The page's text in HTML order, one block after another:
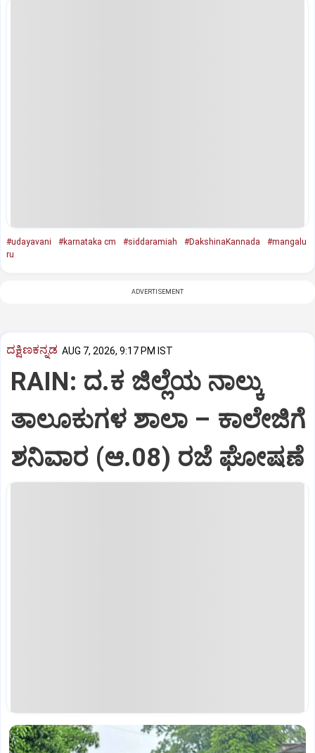
#udayavani #karnataka cm #siddaramiah #DakshinaKannada
#mangalu
ru
ADVERTISEMENT
ದಕ್ಷಿಣಕನ್ನಡ AUG 7, 2026, 9:17 PM IST
RAIN: ದ.ಕ ಜಿಲ್ಲೆಯ ನಾಲ್ಕು
ತಾಲೂಕುಗಳ ಶಾಲಾ – ಕಾಲೇಜಿಗೆ
ಶನಿವಾರ (ಆ.08) ರಜೆ ಘೋಷಣೆ